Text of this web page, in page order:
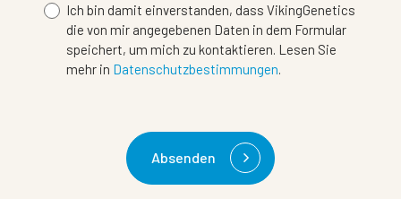
Ich bin damit einverstanden, dass VikingGenetics
die von mir angegebenen Daten in dem Formular
speichert, um mich zu kontaktieren. Lesen Sie
mehr in Datenschutzbestimmungen.
Absenden